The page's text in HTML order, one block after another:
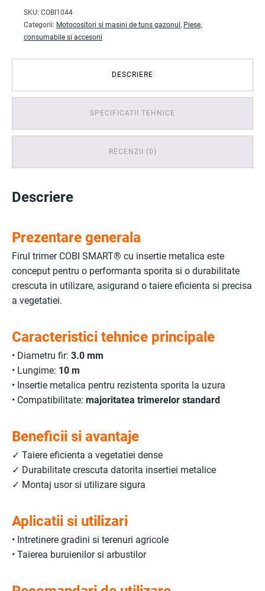
SKU: COBI1044
Categorii: Motocositori si masini de tuns gazonul , Piese,
consumabile si accesorii
DESCRIERE
SPECIFICATII TEHNICE
RECENZII (0)
Descriere
Prezentare generala
Firul trimer COBI SMART® cu insertie metalica este
conceput pentru o performanta sporita si o durabilitate
crescuta in utilizare, asigurand o taiere eficienta si precisa
a vegetatiei.
Caracteristici tehnice principale
• Diametru fir: 3.0 mm
• Lungime: 10 m
• Insertie metalica pentru rezistenta sporita la uzura
• Compatibilitate: majoritatea trimerelor standard
Beneficii si avantaje
✓ Taiere eficienta a vegetatiei dense
✓ Durabilitate crescuta datorita insertiei metalice
✓ Montaj usor si utilizare sigura
Aplicatii si utilizari
• Intretinere gradini si terenuri agricole
• Taierea buruienilor si arbustilor